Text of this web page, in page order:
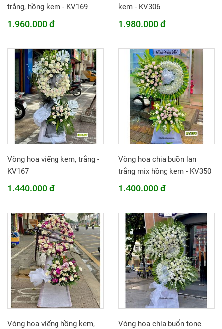
trắng, hồng kem - KV169
1.960.000 đ
kem - KV306
1.980.000 đ
Vòng hoa viếng kem, trắng -
KV167
1.440.000 đ
Vòng hoa chia buồn lan
trắng mix hồng kem - KV350
1.400.000 đ
Vòng hoa viếng hồng kem,
Vòng hoa chia buổn tone